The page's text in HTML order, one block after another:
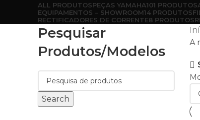
ALL PRODUTOSPEÇAS YAMAHA101 PRODUTOS
EQUIPAMENTOS – SHOWROOM14 PRODUTOS
RECTIFICADORES DE CORRENTE8 PRODUTOS
Pesquisar
Produtos/modelos
Search
A